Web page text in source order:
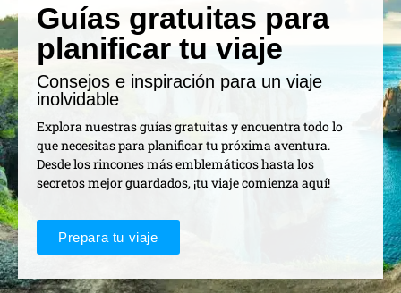
Guías gratuitas para
planificar tu viaje
Consejos e inspiración para un viaje
inolvidable
Explora nuestras guías gratuitas y encuentra todo lo
que necesitas para planificar tu próxima aventura.
Desde los rincones más emblemáticos hasta los
secretos mejor guardados, ¡tu viaje comienza aquí!
Prepara tu viaje